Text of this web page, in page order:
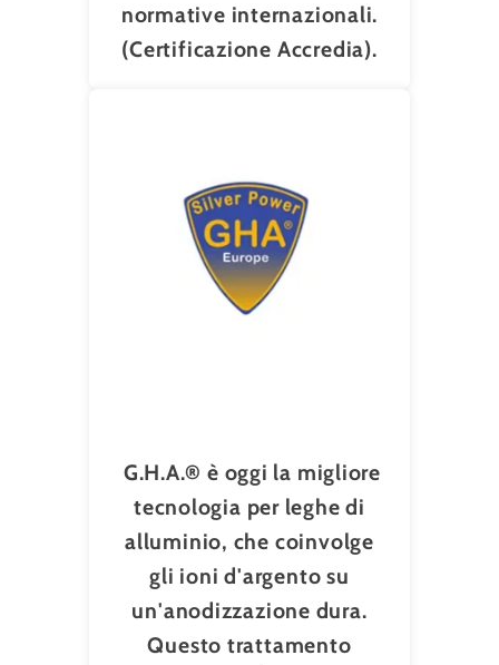
normative internazionali.
(Certificazione Accredia).
G.H.A.® è oggi la migliore
tecnologia per leghe di
alluminio, che coinvolge
gli ioni d'argento su
un'anodizzazione dura.
Questo trattamento